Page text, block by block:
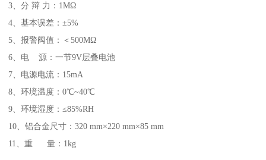
3、分 辩 力：1MΩ
4、基本误差：±5%
5、报警阀值：＜500MΩ
6、电 源：一节9V层叠电池
7、电源电流：15mA
8、环境温度：0℃~40℃
9、环境湿度：≤85%RH
10、铝合金尺寸：320 mm×220 mm×85 mm
11、重 量：1kg